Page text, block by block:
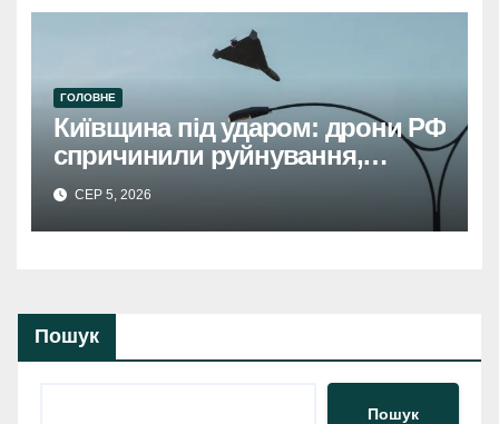
ГОЛОВНЕ
Київщина під ударом: дрони РФ
спричинили руйнування,
травмовано жінку.
СЕР 5, 2026
Пошук
Пошук